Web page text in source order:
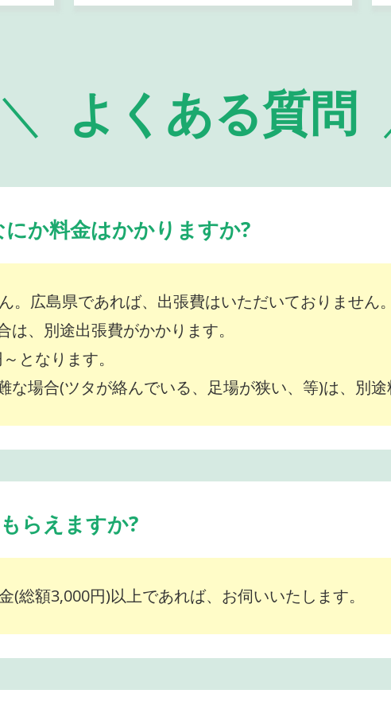
よくある質問
か料金はかかりますか?
。広島県であれば、出張費はいただいておりません
は、別途出張費がかかります。
となります。
な場合(ツタが絡んでいる、足場が狭い、等)は、別
らえますか?
(総額3,000円)以上であれば、お伺いいたします。